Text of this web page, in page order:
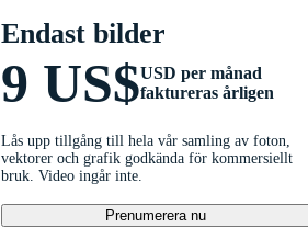
Endast bilder
9 US$USD per månad
faktureras årligen
Lås upp tillgång till hela vår samling av foton,
vektorer och grafik godkända för kommersiellt
bruk. Video ingår inte.
Prenumerera nu